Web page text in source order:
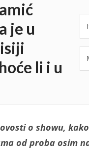
je u
li i u
o showu,
od proba osim